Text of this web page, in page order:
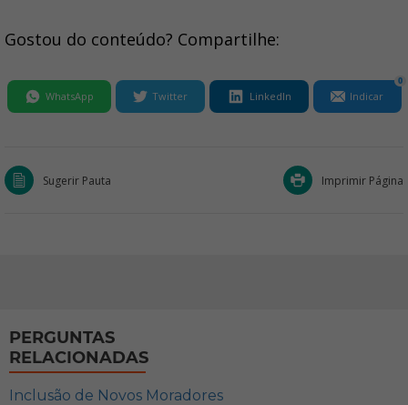
Gostou do conteúdo? Compartilhe:
WhatsApp Twitter LinkedIn Indicar
0
Sugerir Pauta Imprimir Página
PERGUNTAS
RELACIONADAS
Inclusão de Novos Moradores